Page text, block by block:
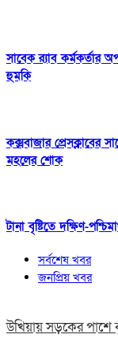
সাবেক র‍্যাব কর্মকর্তার
হুমকি
কক্সবাজার প্রেসক্লাবের
মহলের শোক
টানা বৃষ্টিতে দক্ষিণ-
সর্বশেষ খবর
জনপ্রিয় খবর
উখিয়ায় সড়কের পাশে